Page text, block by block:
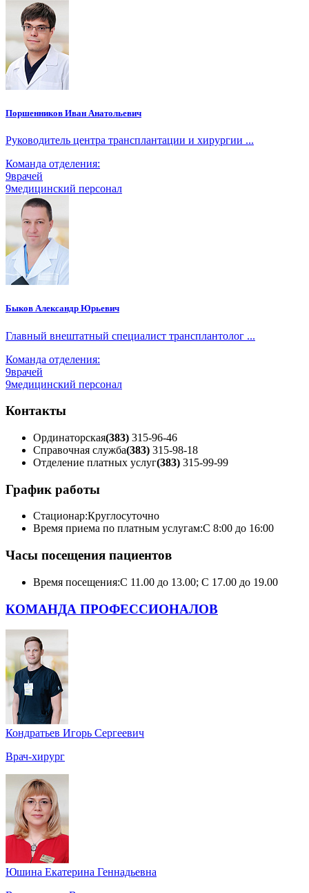
Поршенников Иван Анатольевич
Руководитель центра трансплантации и хирургии ...
Команда отделения:
9врачей
9медицинский персонал
Быков Александр Юрьевич
Главный внештатный специалист трансплантолог ...
Команда отделения:
9врачей
9медицинский персонал
Контакты
Ординаторская(383) 315-96-46
Справочная служба(383) 315-98-18
Отделение платных услуг(383) 315-99-99
График работы
Стационар:Круглосуточно
Время приема по платным услугам:С 8:00 до 16:00
Часы посещения пациентов
Время посещения:С 11.00 до 13.00; С 17.00 до 19.00
КОМАНДА ПРОФЕССИОНАЛОВ
Кондратьев Игорь Сергеевич
Врач-хирург
Юшина Екатерина Геннадьевна